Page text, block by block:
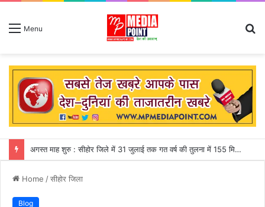
Menu
जापान : शक्तिशाली भूकंप से शॉपिंग मॉल की दूसरी मंजिल ढही, मकवे में फंसे 50 से अधिक लोग
Home /सीहोर जिला
Blog